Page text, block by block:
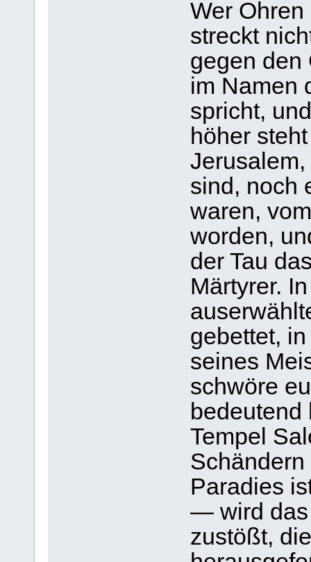
Wer
streckt
gegen den
im Namen
spricht,
höher
sind, noch
waren,
worden,
der Tau
Märtyrer.
gebettet,
seines
schwöre
Tempel
Paradies
— wird das
zustößt,